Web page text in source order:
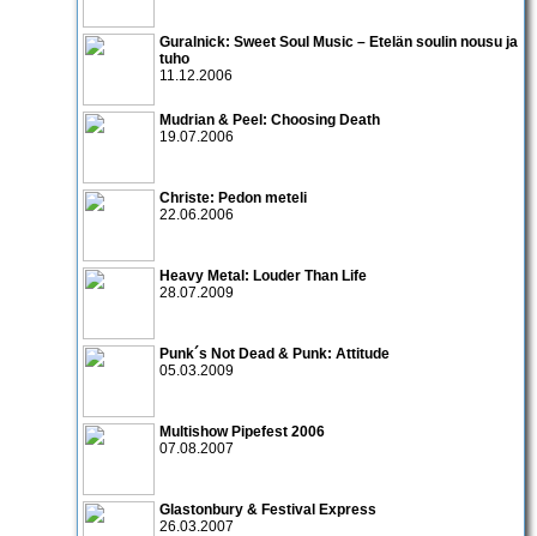
Guralnick: Sweet Soul Music – Etelän soulin nousu ja
tuho
11.12.2006
Mudrian & Peel: Choosing Death
19.07.2006
Christe: Pedon meteli
22.06.2006
Heavy Metal: Louder Than Life
28.07.2009
Punk´s Not Dead & Punk: Attitude
05.03.2009
Multishow Pipefest 2006
07.08.2007
Glastonbury & Festival Express
26.03.2007